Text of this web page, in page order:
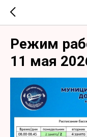
Режим
11 мая